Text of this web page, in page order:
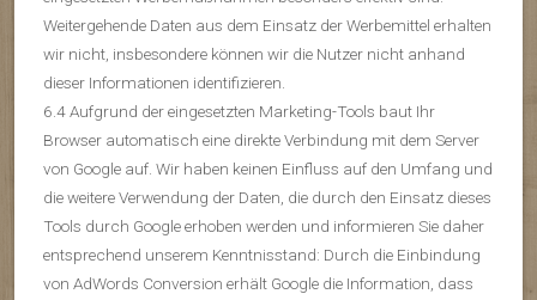
Weitergehende Daten aus dem Einsatz der Werbemittel erhalten
wir nicht, insbesondere können wir die Nutzer nicht anhand
dieser Informationen identifizieren.
6.4 Aufgrund der eingesetzten Marketing-Tools baut Ihr
Browser automatisch eine direkte Verbindung mit dem Server
von Google auf. Wir haben keinen Einfluss auf den Umfang und
die weitere Verwendung der Daten, die durch den Einsatz dieses
Tools durch Google erhoben werden und informieren Sie daher
entsprechend unserem Kenntnisstand: Durch die Einbindung
von AdWords Conversion erhält Google die Information, dass